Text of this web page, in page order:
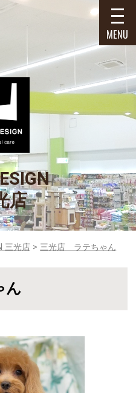
店
MENU
三光店 三光店 ラテちゃん
ん